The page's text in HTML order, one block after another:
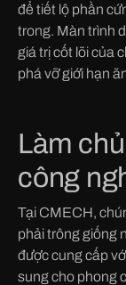
để tiết lộ phần
trong. Màn trình
giá trị cốt lõi của
phá vỡ giới hạn
Làm
công
Tại CMECH,
phải trông giống
được cung cấp
sung cho phong